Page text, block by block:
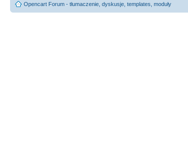
Opencart Forum - tłumaczenie, dyskusje, templates, moduły